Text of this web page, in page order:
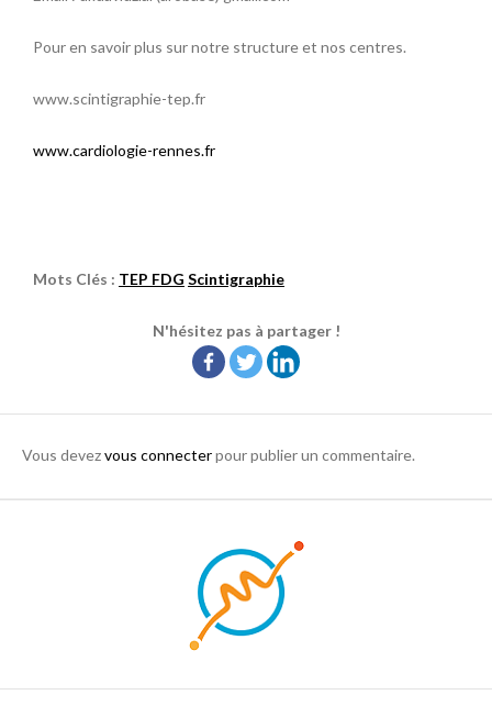
Pour en savoir plus sur notre structure et nos centres.
www.scintigraphie-tep.fr
www.cardiologie-rennes.fr
Mots Clés : TEP FDG Scintigraphie
N'hésitez pas à partager !
Vous devezvous connecterpour publier un commentaire.